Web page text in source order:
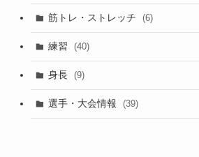
筋トレ・ストレッチ (6)
練習 (40)
身長 (9)
選手・大会情報 (39)